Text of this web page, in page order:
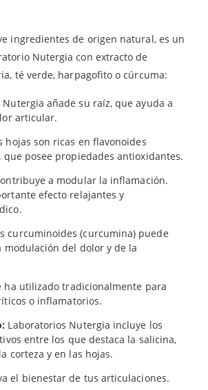
ingredientes de origen natural, es un
Nutergia con extracto de
té verde, harpagofito o cúrcuma:
Nutergia añade su raíz, que ayuda a
articular.
hojas son ricas en flavonoides
que posee propiedades antioxidantes.
a modular la inflamación.
efecto relajantes y
curcuminoides (curcumina) puede
modulación del dolor y de la
ha utilizado tradicionalmente para
o inflamatorios.
Laboratorios Nutergia incluye los
entre los que destaca la salicina,
corteza y en las hojas.
el bienestar de tus articulaciones.